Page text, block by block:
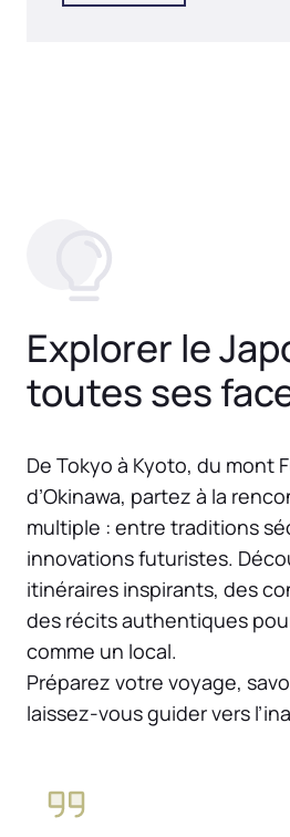
Explorer le
toutes ses
De Tokyo à Kyoto, du mont
d’Okinawa, partez à la
multiple : entre traditions
innovations futuristes.
itinéraires inspirants, des
des récits authentiques
comme un local.
Préparez votre voyage,
laissez-vous guider vers